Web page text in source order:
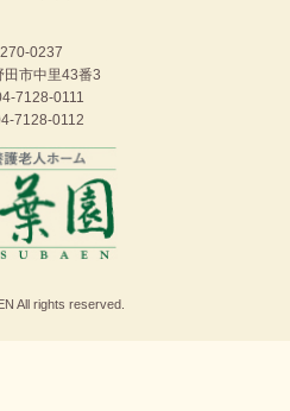
0237
田市中里43番3
7128-0111
7128-0112
All rights reserved.